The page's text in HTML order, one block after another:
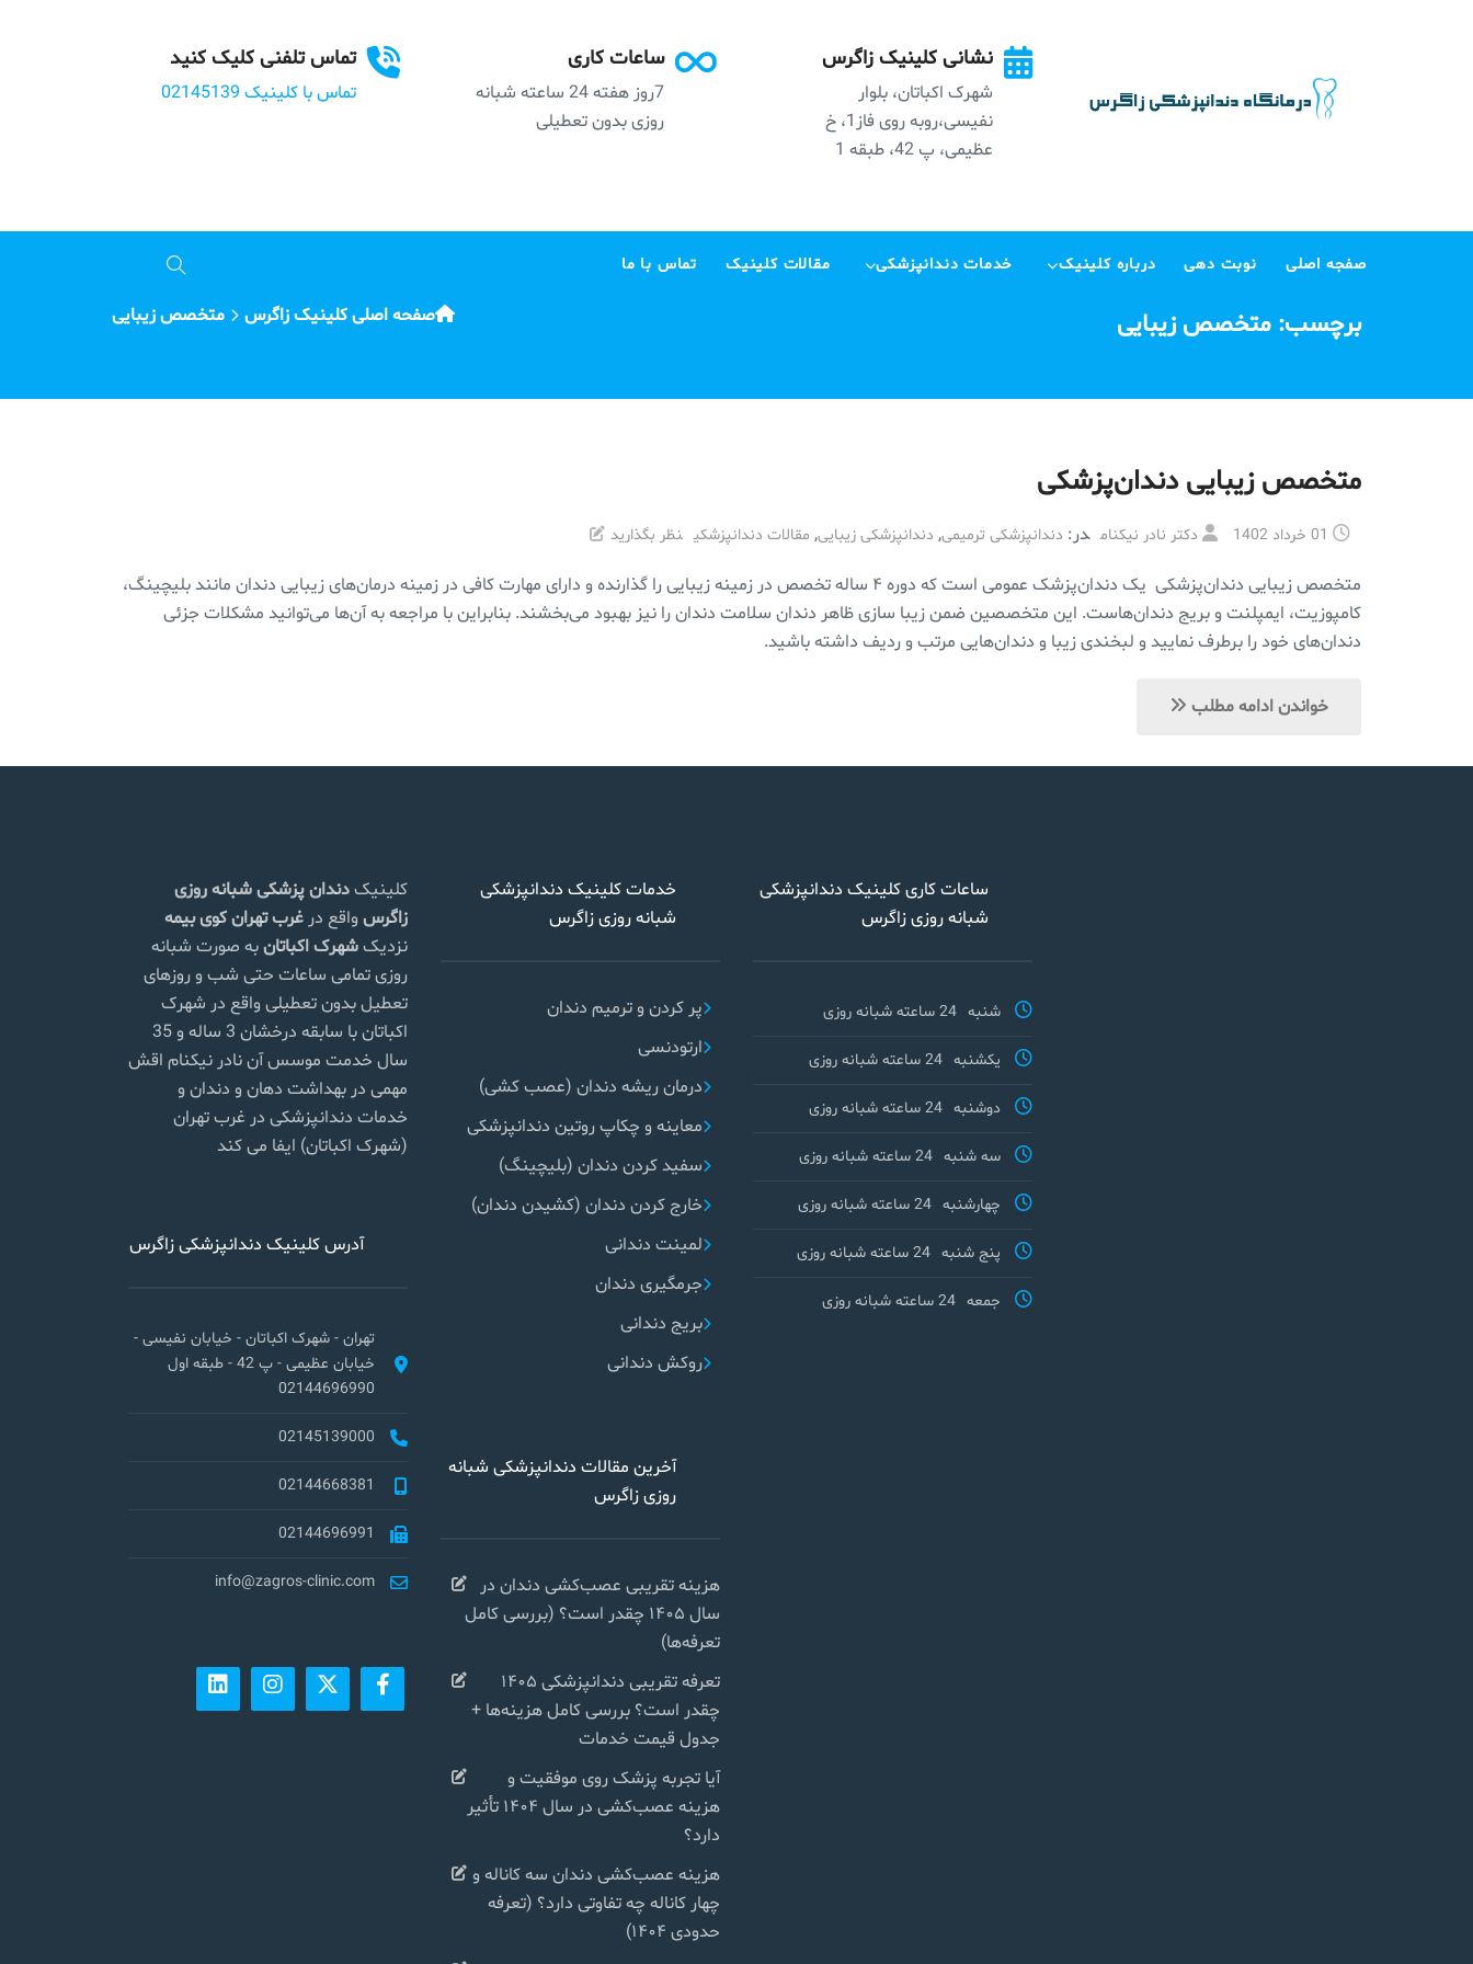
تماس تلفنی کلیک کنید
تماس با کلینیک 02145139
ساعات کاری
7روز هفته 24 ساعته شبانه
روزی بدون تعطیلی
نشانی کلینیک زاگرس
شهرک اکباتان، بلوار
نفیسی،روبه روی فاز1، خ
عظیمی، پ 42، طبقه 1
صفجه اصلی نوبت دهی درباره کلینیک خدمات دندانپزشکی مقالات کلینیک تماس با ما
برچسب: متخصص زیبایی صفحه اصلی کلینیک زاگرس متخصص زیبایی
متخصص زیبایی دندان‌پزشکی
01 خرداد 1402 دکتر نادر نیکنام در: دندانپزشکی ترمیمی, دندانپزشکی زیبایی, مقالات دندانپزشکی نظر بگذارید
متخصص زیبایی دندان‌پزشکی یک دندان‌پزشک عمومی است که دوره ۴ ساله تخصص در زمینه زیبایی را گذارنده و دارای مهارت کافی در زمینه درمان‌های زیبایی دندان مانند بلیچینگ،
کامپوزیت، ایمپلنت و بریج دندان‌هاست. این متخصصین ضمن زیبا سازی ظاهر دندان سلامت دندان را نیز بهبود می‌بخشند. بنابراین با مراجعه به آن‌ها می‌توانید مشکلات جزئی
دندان‌های خود را برطرف نمایید و لبخندی زیبا و دندان‌‌هایی مرتب و ردیف داشته باشید.
خواندن ادامه مطلب
کلینیکدندان پزشکی شبانه روزی
زاگرس واقع در غرب تهرانکوی بیمه
نزدیکشهرک اکباتانبه صورت شبانه
روزی تمامی ساعات حتی شب و روزهای
تعطیل بدون تعطیلی واقع در شهرک
اکباتان با سابقه درخشان 3 ساله و 35
سال خدمت موسس آن نادر نیکنام اقش
مهمی در بهداشت دهان و دندان و
خدمات دندانپزشکی در غرب تهران
(شهرک اکباتان) ایفا می کند
آدرس کلینیک دندانپزشکی زاگرس
تهران - شهرک اکباتان - خیابان نفیسی -
خیابان عظیمی - پ 42 - طبقه اول
02144696990
02145139000
02144668381
02144696991
info@zagros-clinic.com
خدمات کلینیک دندانپزشکی
شبانه روزی زاگرس
پر کردن و ترمیم دندان
ارتودنسی
درمان ریشه دندان (عصب کشی)
معاینه و چکاپ روتین دندانپزشکی
سفید کردن دندان (بلیچینگ)
خارج کردن دندان (کشیدن دندان)
لمینت دندانی
جرمگیری دندان
بریج دندانی
روکش دندانی
آخرین مقالات دندانپزشکی شبانه
روزی زاگرس
هزینه تقریبی عصب‌کشی دندان در
سال ۱۴۰۵ چقدر است؟ (بررسی کامل
تعرفه‌ها)
تعرفه تقریبی دندانپزشکی ۱۴۰۵
چقدر است؟ بررسی کامل هزینه‌ها +
جدول قیمت خدمات
آیا تجربه پزشک روی موفقیت و
هزینه عصب‌کشی در سال ۱۴۰۴ تأثیر
دارد؟
هزینه عصب‌کشی دندان سه کاناله و
چهار کاناله چه تفاوتی دارد؟ (تعرفه
حدودی ۱۴۰۴)
ساعات کاری کلینیک دندانپزشکی
شبانه روزی زاگرس
شنبه 24 ساعته شبانه روزی
یکشنبه 24 ساعته شبانه روزی
دوشنبه 24 ساعته شبانه روزی
سه شنبه 24 ساعته شبانه روزی
چهارشنبه 24 ساعته شبانه روزی
پنج شنبه 24 ساعته شبانه روزی
جمعه 24 ساعته شبانه روزی